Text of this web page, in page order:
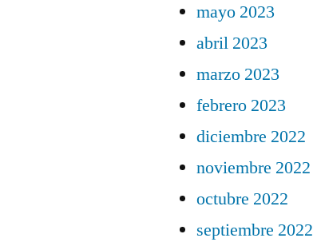
mayo 2023
abril 2023
marzo 2023
febrero 2023
diciembre 2022
noviembre 2022
octubre 2022
septiembre 2022